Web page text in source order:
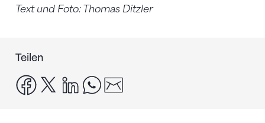
Text und Foto: Thomas Ditzler
Teilen
facebook
x linkedinwhatsapp